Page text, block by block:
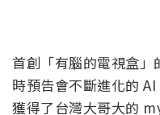
首創「有腦的電視盒」
時預告會不斷進化的
獲得了台灣大哥大的